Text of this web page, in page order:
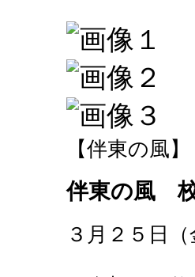
【伴東の風
伴東の風
３月２５日（